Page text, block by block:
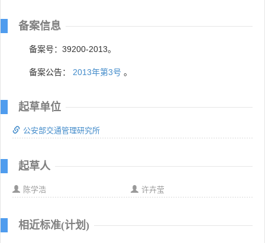
备案信息
备案号：39200-2013。
备案公告： 2013年第3号 。
起草单位
公安部交通管理研究所
起草人
陈学浩 许卉莹
相近标准(计划)